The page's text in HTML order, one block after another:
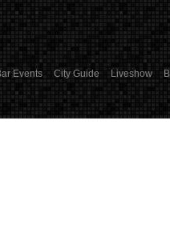
Events City Guide Liveshow